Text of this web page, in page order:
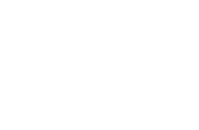
A
los recursos
con las clases